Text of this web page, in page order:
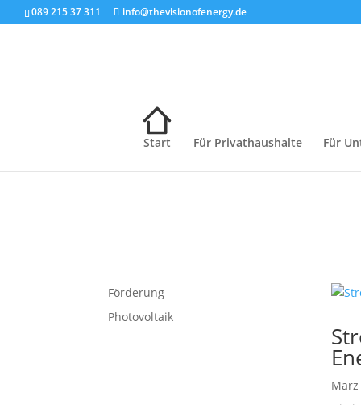
089 215 37 311 info@thevisionofenergy.de
Start Für Privathaushalte Für
Förderung
Photovoltaik
März